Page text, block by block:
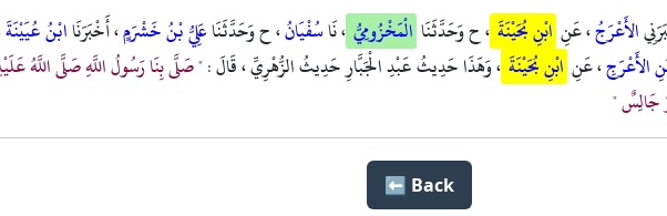
الأَعْرَجُ، عَنِ ابْنِ بُحَيْنَةَ ، ح وَحَدَّثَنَا الْمَخْزُومِيُّ ، نَاسُفْيَانُ، ح وَحَدَّثَنَاعَلِيُّ بْنُ خَشْرَمٍ، أَخْبَرَنَاابْنُ عُيَيْنَةَ
الأَعْرَجِ، عَنِ ابْنِ بُحَيْنَةَ ، وَهَذَا حَدِيثُ عَبْدِ الْجَبَّارِ حَدِيثُ الزُّهْرِيِّ ، قَالَ : "صَلَّى بِنَا رَسُولُ اللَّهِ صَلَّى اللَّهُ
جَالِسٌ "
Back ⬅️